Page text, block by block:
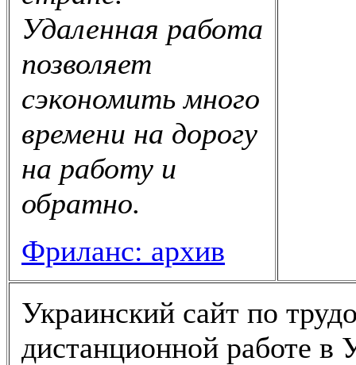
Удаленная работа
позволяет
сэкономить много
времени на дорогу
на работу и
обратно.
Фриланс: архив
Украинский сайт по
дистанционной работе в